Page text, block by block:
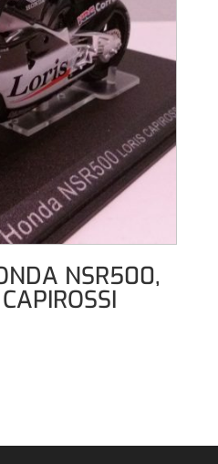
NSR500,